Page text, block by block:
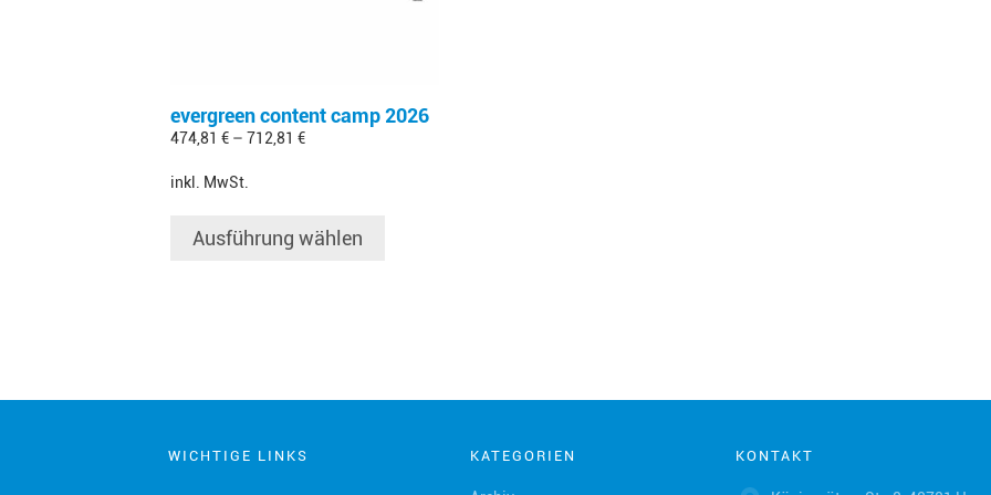
evergreen content camp 2026
474,81 € – 712,81 €
inkl. MwSt.
Ausführung wählen
gewählt
werden
WICHTIGE LINKS KATEGORIEN KONTAKT